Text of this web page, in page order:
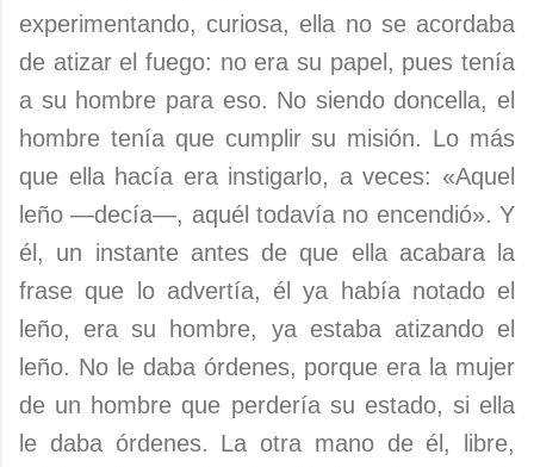
experimentando, curiosa, ella no se acordaba
de atizar el fuego: no era su papel, pues tenía
a su hombre para eso. No siendo doncella, el
hombre tenía que cumplir su misión. Lo más
que ella hacía era instigarlo, a veces: «Aquel
leño —de­cía—, aquél todavía no encendió». Y
él, un instante an­tes de que ella acabara la
frase que lo advertía, él ya ha­bía notado el
leño, era su hombre, ya estaba atizando el
leño. No le daba órdenes, porque era la mujer
de un hom­bre que perdería su estado, si ella
le daba órdenes. La otra mano de él, libre,